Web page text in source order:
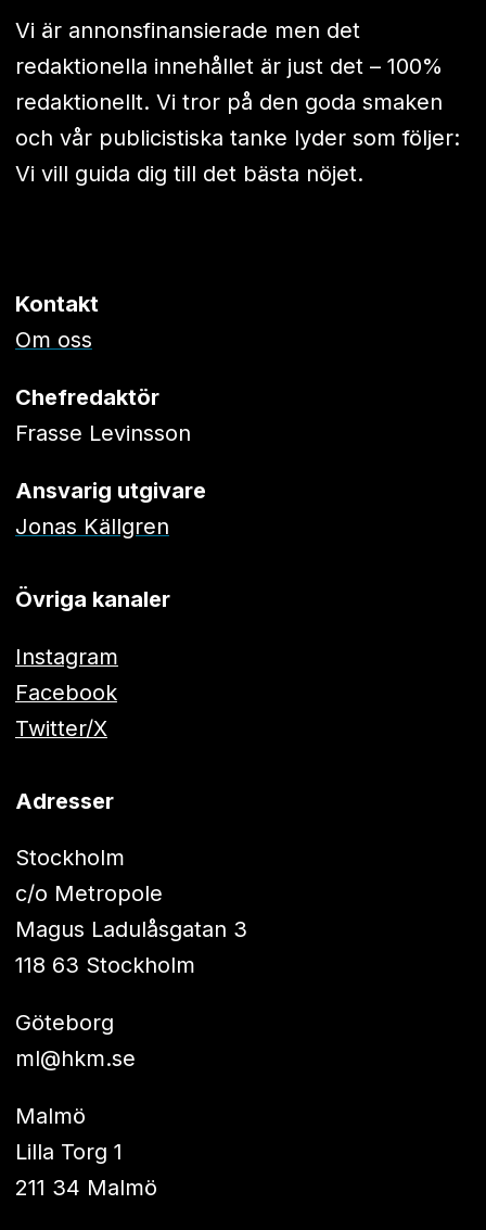
Vi är annonsfinansierade men det
redaktionella innehållet är just det – 100%
redaktionellt. Vi tror på den goda smaken
och vår publicistiska tanke lyder som följer:
Vi vill guida dig till det bästa nöjet.
Kontakt
Om oss
Chefredaktör
Frasse Levinsson
Ansvarig utgivare
Jonas Källgren
Övriga kanaler
Instagram
Facebook
Twitter/X
Adresser
Stockholm
c/o Metropole
Magus Ladulåsgatan 3
118 63 Stockholm
Göteborg
ml@hkm.se
Malmö
Lilla Torg 1
211 34 Malmö